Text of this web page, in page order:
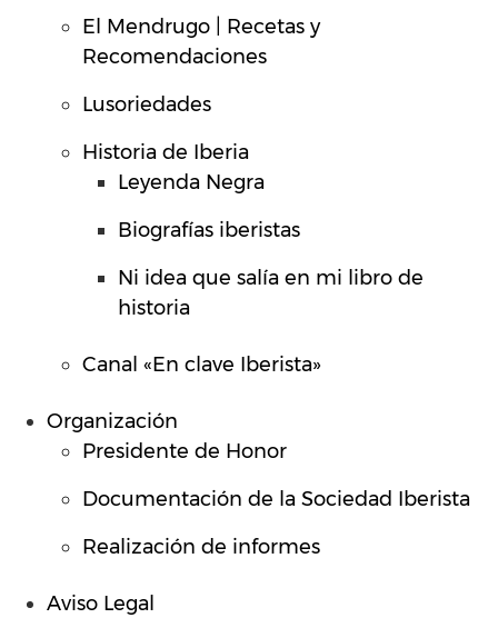
El Mendrugo | Recetas y
Recomendaciones
Lusoriedades
Historia de Iberia
Leyenda Negra
Biografías iberistas
Ni idea que salía en mi libro de
historia
Canal «En clave Iberista»
Organización
Presidente de Honor
Documentación de la Sociedad Iberista
Realización de informes
Aviso Legal